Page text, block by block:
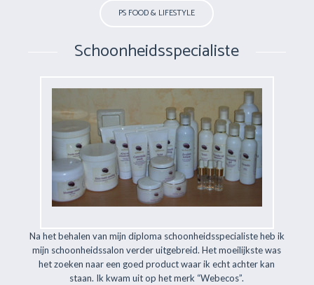
PS FOOD & LIFESTYLE
Schoonheidsspecialiste
Na het behalen van mijn diploma schoonheidsspecialiste heb ik
mijn schoonheidssalon verder uitgebreid. Het moeilijkste was
het zoeken naar een goed product waar ik echt achter kan
staan. Ik kwam uit op het merk “Webecos”.